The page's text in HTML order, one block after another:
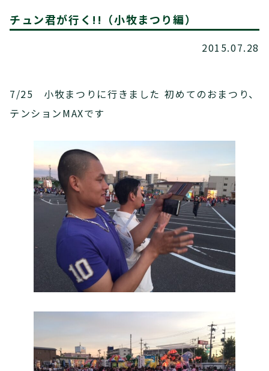
チュン君が行く!!（小牧まつり編）
2015.07.28
7/25 小牧まつりに行きました 初めてのおまつり、
テンションMAXです